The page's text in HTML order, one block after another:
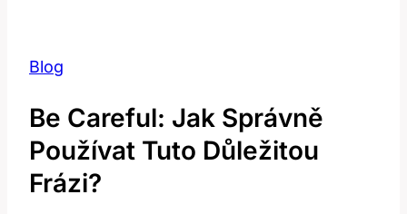
Blog
Be Careful: Jak Správně
Používat Tuto Důležitou
Frázi?